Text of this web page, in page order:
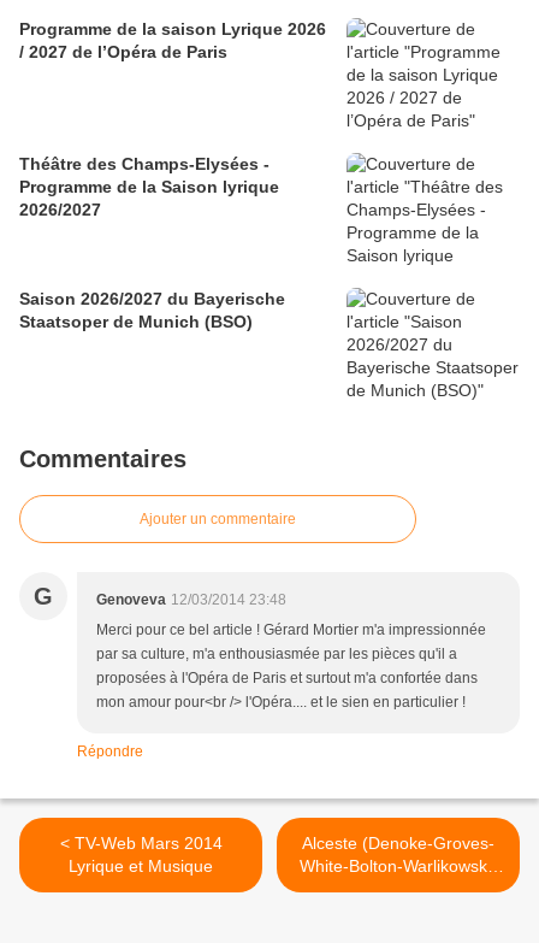
Programme de la saison Lyrique 2026
/ 2027 de l’Opéra de Paris
Théâtre des Champs-Elysées -
Programme de la Saison lyrique
2026/2027
Saison 2026/2027 du Bayerische
Staatsoper de Munich (BSO)
Commentaires
Ajouter un commentaire
G Genoveva 12/03/2014 23:48
Merci pour ce bel article ! Gérard Mortier m'a impressionnée
par sa culture, m'a enthousiasmée par les pièces qu'il a
proposées à l'Opéra de Paris et surtout m'a confortée dans
mon amour pour<br /> l'Opéra.... et le sien en particulier !
Répondre
< TV-Web Mars 2014
Lyrique et Musique
Alceste (Denoke-Groves-
White-Bolton-Warlikowski)
Madrid >